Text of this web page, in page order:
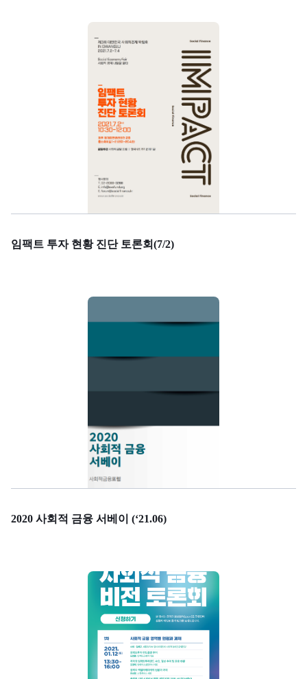
임팩트 투자 현황 진단 토론회(7/2)
2020 사회적 금융 서베이 (‘21.06)